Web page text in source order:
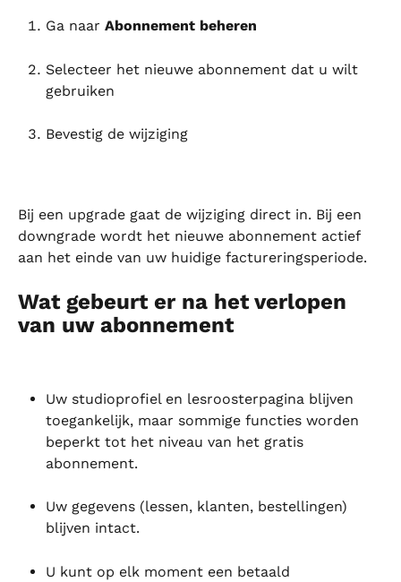
Ga naar Abonnement beheren
Selecteer het nieuwe abonnement dat u wilt
gebruiken
Bevestig de wijziging
Bij een upgrade gaat de wijziging direct in. Bij een
downgrade wordt het nieuwe abonnement actief
aan het einde van uw huidige factureringsperiode.
Wat gebeurt er na het verlopen
van uw abonnement
Uw studioprofiel en lesroosterpagina blijven
toegankelijk, maar sommige functies worden
beperkt tot het niveau van het gratis
abonnement.
Uw gegevens (lessen, klanten, bestellingen)
blijven intact.
U kunt op elk moment een betaald